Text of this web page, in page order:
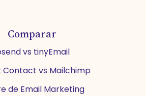
Comparar
vs tinyEmail
Contact vs Mailchimp
de Email Marketing